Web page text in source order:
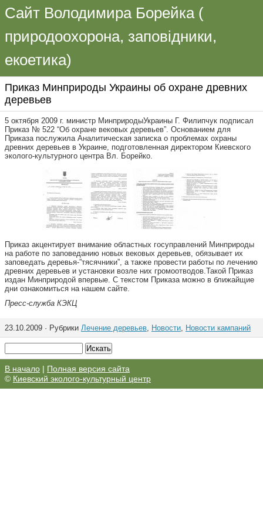
Сайт Володимира Борейка (
природоохорона, заповідники,
екоетика)
Приказ Минприроды Украины об охране древних
деревьев
5 октября 2009 г. министр МинприродыУкраины Г. Филипчук подписал
Приказ № 522 “Об охране вековых деревьев”. Основанием для
Приказа послужила Аналитическая записка о проблемах охраны
древних деревьев в Украине, подготовленная директором Киевского
эколого-культурного центра Вл. Борейко.
Приказ акцентирует внимание областных госуправлений Минприроды
на работе по заповеданию новых вековых деревьев, обязывает их
заповедать деревья-”тясячники”, а также провести работы по лечению
древних деревьев и установки возле них громоотводов.Такой Приказ
издан Минприродой впервые. С текстом Приказа можно в ближайщие
дни ознакомиться на нашем сайте.
Пресс-служба КЭКЦ
23.10.2009 · Рубрики Лечение деревьев, Новости, Новости кампаний
В начало | Полная версия сайта
© Киевский эколого-культурный центр